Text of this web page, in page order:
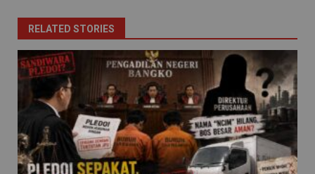
RELATED STORIES